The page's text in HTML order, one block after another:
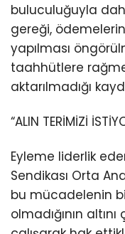
buluculuğuyla
gereği,
yapılması
taahhütlere
aktarılmadığı
“ALIN TERİMİZİ
Eyleme liderlik
Sendikası Orta
bu mücadelenin
olmadığının